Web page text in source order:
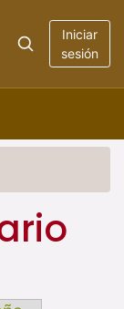
Iniciar
sesión